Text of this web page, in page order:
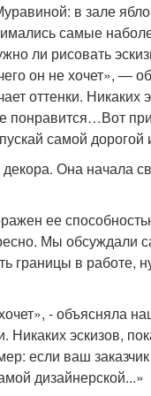
в зале
самые
ли рисовать
чего он не хочет»,
оттенки. Никаких
понравится…Вот
самой
Она начала
ее
Мы обсуждали
границы в работе,
- объясняла
эскизов,
если ваш
дизайнерской...»